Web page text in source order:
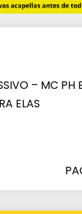
– MC PH
ELAS